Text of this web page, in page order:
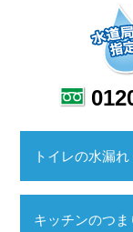
トイレの水漏
キッチンのつ